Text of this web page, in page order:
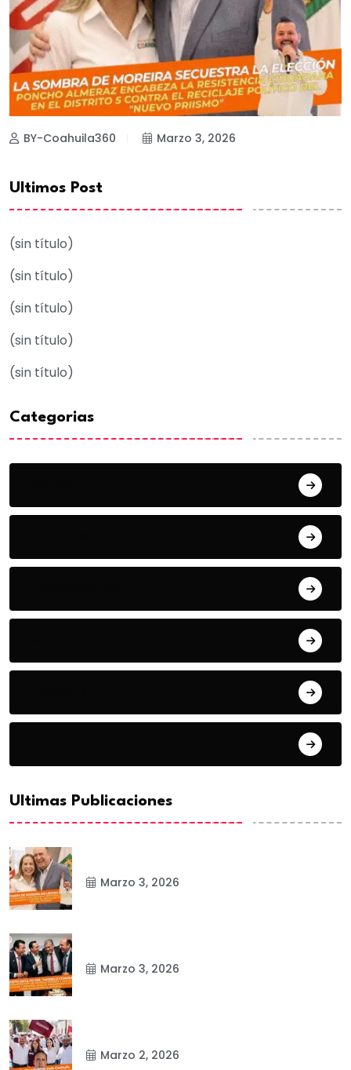
BY-Coahuila360 Marzo 3, 2026
Ultimos Post
(sin título)
(sin título)
(sin título)
(sin título)
(sin título)
Categorias
Ultimas Publicaciones
Marzo 3, 2026
Marzo 3, 2026
Marzo 2, 2026